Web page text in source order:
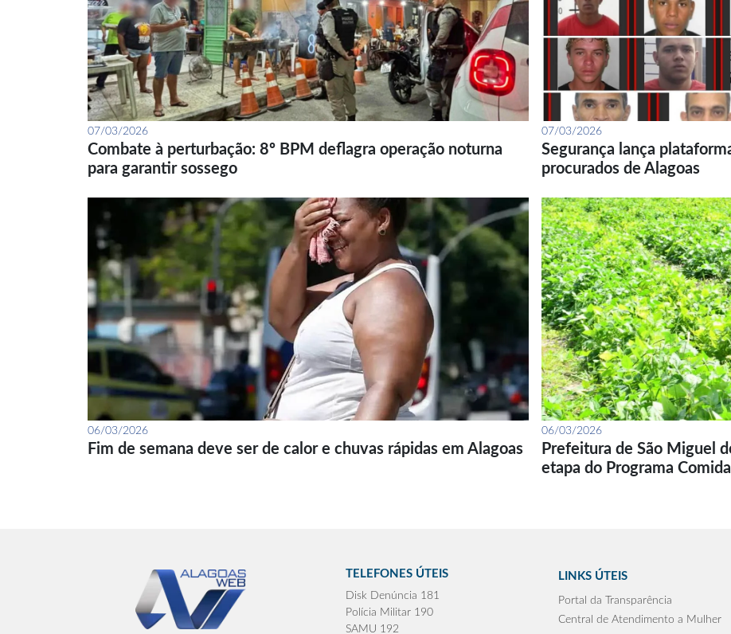
07/03/2026
Combate à perturbação: 8º BPM deflagra operação noturna
para garantir sossego
07/03/2026
Segurança lança
procurados de Alagoas
06/03/2026
Fim de semana deve ser de calor e chuvas rápidas em Alagoas
06/03/2026
Prefeitura de São Miguel
etapa do Programa
TELEFONES ÚTEIS
Disk Denúncia 181
Polícia Militar 190
SAMU 192
LINKS ÚTEIS
Portal da Transparência
Central de Atendimento a Mulher